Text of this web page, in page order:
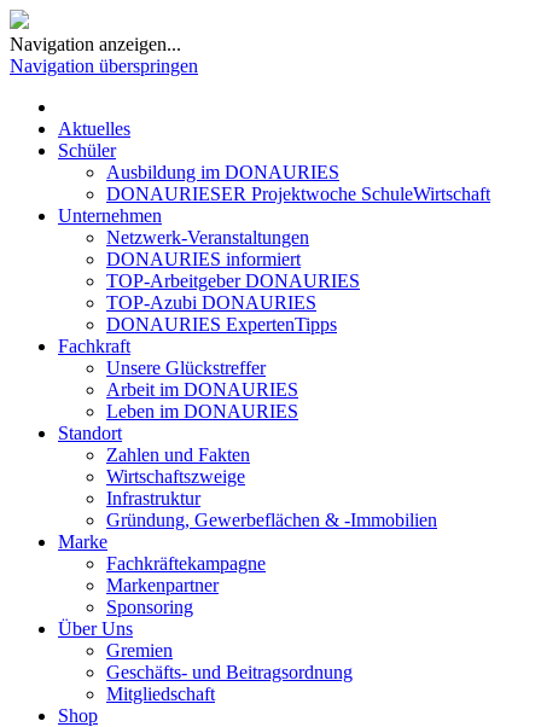
Navigation anzeigen...
Navigation überspringen
Aktuelles
Schüler
Ausbildung im DONAURIES
DONAURIESER Projektwoche SchuleWirtschaft
Unternehmen
Netzwerk-Veranstaltungen
DONAURIES informiert
TOP-Arbeitgeber DONAURIES
TOP-Azubi DONAURIES
DONAURIES ExpertenTipps
Fachkraft
Unsere Glückstreffer
Arbeit im DONAURIES
Leben im DONAURIES
Standort
Zahlen und Fakten
Wirtschaftszweige
Infrastruktur
Gründung, Gewerbeflächen & -Immobilien
Marke
Fachkräftekampagne
Markenpartner
Sponsoring
Über Uns
Gremien
Geschäfts- und Beitragsordnung
Mitgliedschaft
Shop